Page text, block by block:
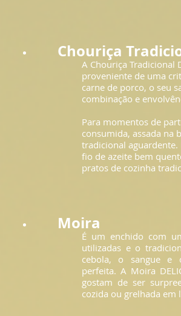
Chouriça
A Chouriça Tradicional
proveniente de uma
carne de porco, o seu
combinação e
Para momentos de
consumida, assada na
tradicional
fio de azeite bem
pratos de cozinha
Moira
É um enchido com
utilizadas e o
cebola, o sangue e
perfeita. A Moira
gostam de ser
cozida ou grelhada